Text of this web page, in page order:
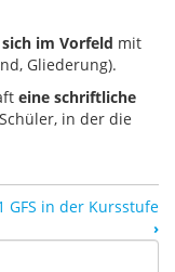
im Vorfeld mit
Gliederung).
eine schriftliche
in der die
GFS in der Kursstufe
›